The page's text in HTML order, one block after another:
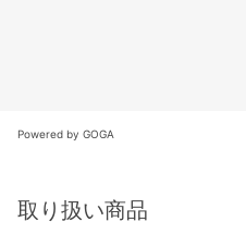
Powered by GOGA
取り扱い商品